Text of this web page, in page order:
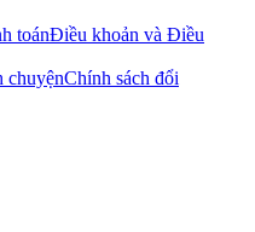
toánĐiều khoản và Điều
chuyệnChính sách đổi